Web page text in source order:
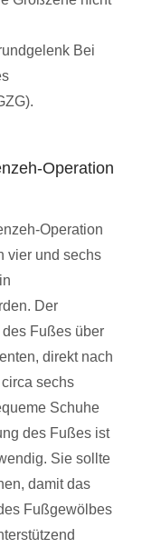
Bei
Operation
Operation
vier und sechs
Der
Fußes über
direkt nach
sechs
Schuhe
des Fußes ist
Sie sollte
damit das
Fußgewölbes